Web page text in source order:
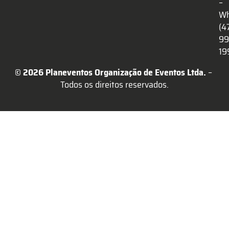
© 2026 Planeventos Organização de Eventos Ltda. –
Todos os direitos reservados.